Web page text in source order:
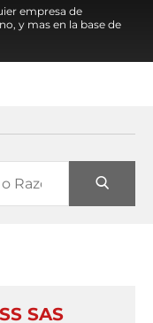
empresa de
y mas en la base de
SAS